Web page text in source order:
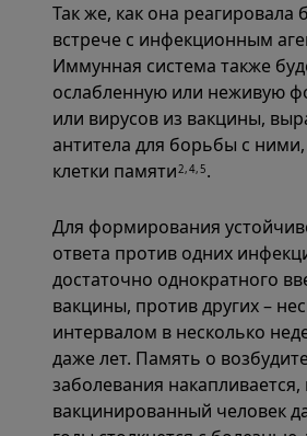
Так же, как она реагировала
встрече с инфекционным
Иммунная система также
ослабленную или неживую
или вирусов из вакцины,
антитела для борьбы с
клетки памяти2,4,5.
Для формирования
ответа против одних
достаточно однократного
вакцины, против других –
интервалом в несколько
даже лет. Память о
заболевания накапливается,
вакцинированный человек